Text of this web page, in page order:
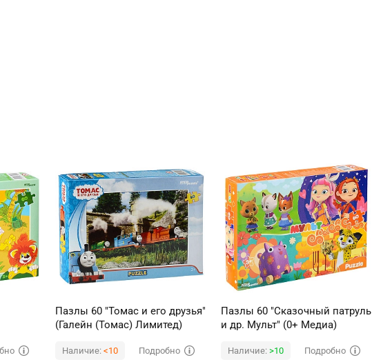
Пазлы 60 "Томас и его друзья"
(Галейн (Томас) Лимитед)
Наличие: <10 Подробно
Пазлы 60 "Сказочный патруль
и др. Мульт" (0+ Медиа)
Наличие: >10 Подробно